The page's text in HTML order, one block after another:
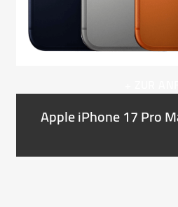
buttons
Apple iPhone 17 Pro